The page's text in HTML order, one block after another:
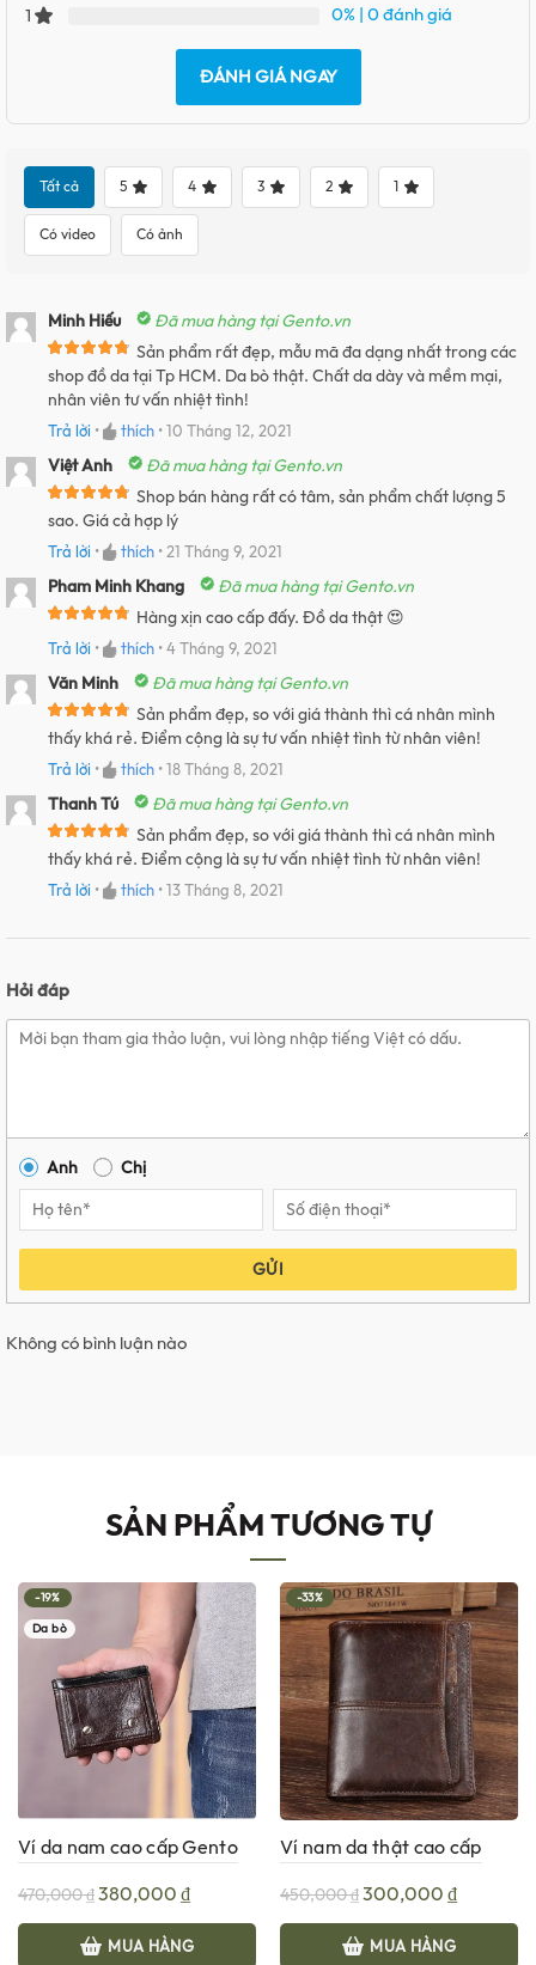
1
0% | 0 đánh giá
ĐÁNH GIÁ NGAY
Tất cả 5 4 3 2 1
Có video Có ảnh
Minh Hiếu
Đã mua hàng tại Gento.vn
Sản phẩm rất đẹp, mẫu mã đa dạng nhất trong các
shop đồ da tại Tp HCM. Da bò thật. Chất da dày và mềm mại,
nhân viên tư vấn nhiệt tình!
Trả lời • thích •10 Tháng 12, 2021
Việt Anh
Đã mua hàng tại Gento.vn
Shop bán hàng rất có tâm, sản phẩm chất lượng 5
sao. Giá cả hợp lý
Trả lời • thích •21 Tháng 9, 2021
Pham Minh Khang
Đã mua hàng tại Gento.vn
Hàng xịn cao cấp đấy. Đồ da thật 😍
Trả lời • thích •4 Tháng 9, 2021
Văn Minh
Đã mua hàng tại Gento.vn
Sản phẩm đẹp, so với giá thành thì cá nhân mình
thấy khá rẻ. Điểm cộng là sự tư vấn nhiệt tình từ nhân viên!
Trả lời • thích •18 Tháng 8, 2021
Thanh Tú
Đã mua hàng tại Gento.vn
Sản phẩm đẹp, so với giá thành thì cá nhân mình
thấy khá rẻ. Điểm cộng là sự tư vấn nhiệt tình từ nhân viên!
Trả lời • thích •13 Tháng 8, 2021
Hỏi đáp
Anh Chị
GỬI
Không có bình luận nào
SẢN PHẨM TƯƠNG TỰ
-19%
Da bò
Ví da nam cao cấp Gento
470,000₫Giá
gốc
380,000₫Giá
hiện
MUA HÀNG
-33%
Ví nam da thật cao cấp
450,000₫Giá
gốc
300,000₫Giá
hiện
MUA HÀNG